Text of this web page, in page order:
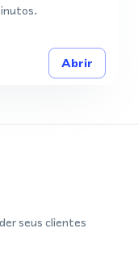
Abrir
seus clientes